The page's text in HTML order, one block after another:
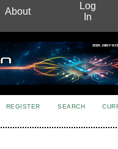
About
Log
In
REGISTER SEARCH